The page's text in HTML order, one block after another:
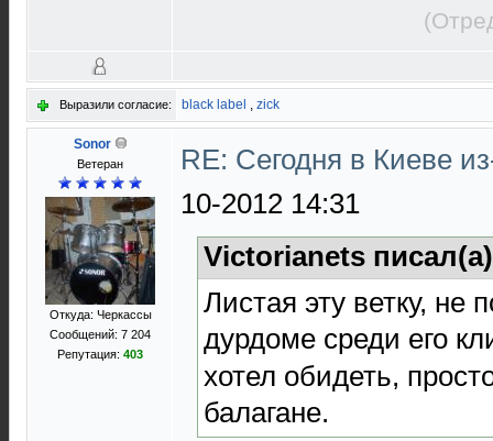
Выразили согласие: black label , zick
Sonor
Ветеран
Откуда: Черкассы
Сообщений: 7 204
Репутация: 403
RE: Сегодня в Киеве
10-2012 14:31
Victorianets
Листая эту ветку, не
дурдоме среди его
хотел обидеть,
балагане.